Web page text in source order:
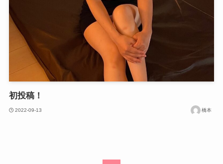
初投稿！
2022-09-13 橋本